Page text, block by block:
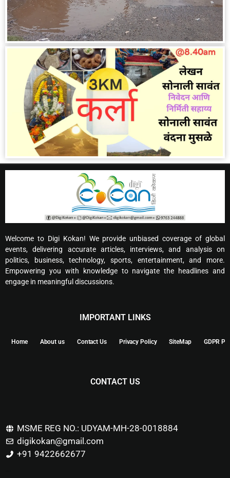
Welcome to Digi Kokan! We provide unbiased coverage of global
events, delivering accurate articles, interviews, and analysis on
politics, business, technology, sports, entertainment, and more.
Empowering you with knowledge to navigate the headlines and
engage in meaningful discussions.
IMPORTANT LINKS
Home About us Contact Us Privacy Policy SiteMap GDPR
CONTACT US
MSME REG NO.: UDYAM-MH-28-0018884
digikokan@gmail.com
+91 9422662677